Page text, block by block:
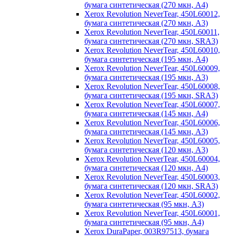
бумага синтетическая (270 мкн, А4)
Xerox Revolution NeverTear, 450L60012,
бумага синтетическая (270 мкн, А3)
Xerox Revolution NeverTear, 450L60011,
бумага синтетическая (270 мкн, SRА3)
Xerox Revolution NeverTear, 450L60010,
бумага синтетическая (195 мкн, А4)
Xerox Revolution NeverTear, 450L60009,
бумага синтетическая (195 мкн, А3)
Xerox Revolution NeverTear, 450L60008,
бумага синтетическая (195 мкн, SRА3)
Xerox Revolution NeverTear, 450L60007,
бумага синтетическая (145 мкн, А4)
Xerox Revolution NeverTear, 450L60006,
бумага синтетическая (145 мкн, А3)
Xerox Revolution NeverTear, 450L60005,
бумага синтетическая (120 мкн, А3)
Xerox Revolution NeverTear, 450L60004,
бумага синтетическая (120 мкн, А4)
Xerox Revolution NeverTear, 450L60003,
бумага синтетическая (120 мкн, SRА3)
Xerox Revolution NeverTear, 450L60002,
бумага синтетическая (95 мкн, А3)
Xerox Revolution NeverTear, 450L60001,
бумага синтетическая (95 мкн, А4)
Xerox DuraPaper, 003R97513, бумага